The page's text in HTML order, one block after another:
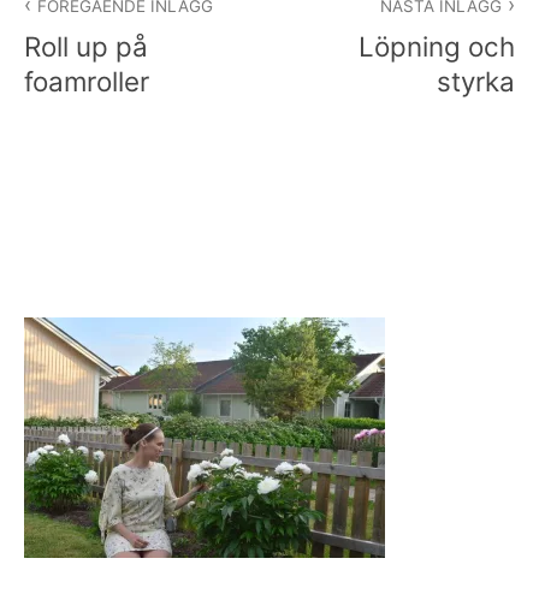
FÖREGÅENDE INLÄGG
Roll up på
foamroller
NÄSTA INLÄGG
Löpning och
styrka